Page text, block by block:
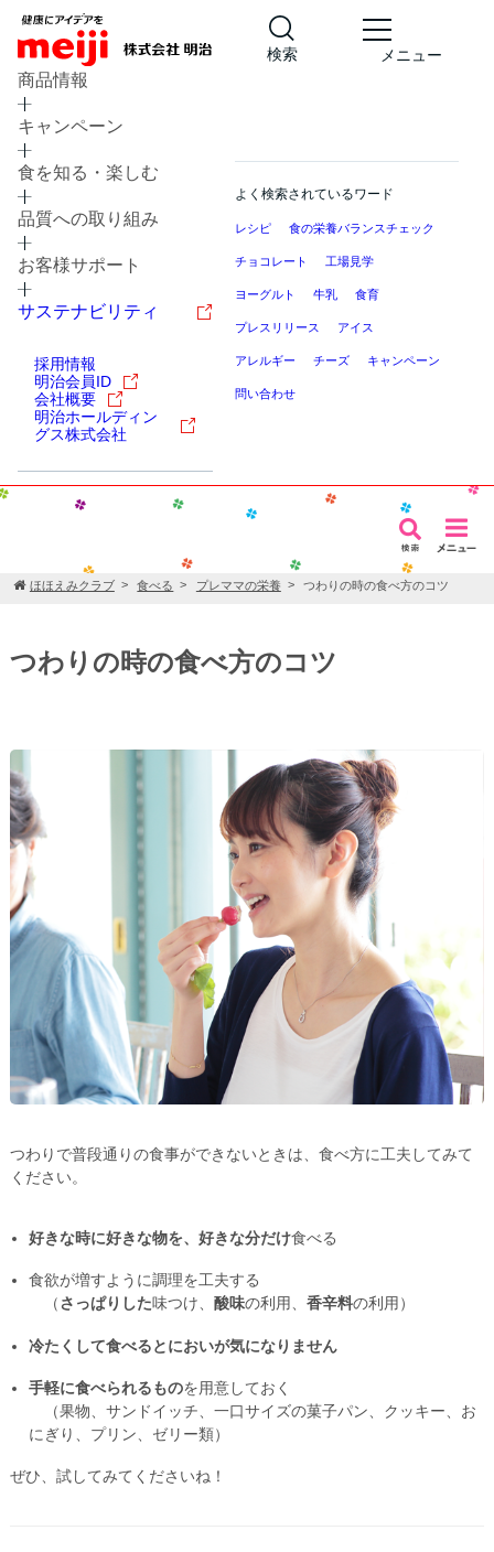
検索 メニュー
商品情報
キャンペーン
食を知る・楽しむ
品質への取り組み
お客様サポート
サステナビリティ
採用情報
明治会員ID
会社概要
明治ホールディン
グス株式会社
よく検索されているワード
レシピ 食の栄養バランスチェック
チョコレート 工場見学
ヨーグルト 牛乳 食育
プレスリリース アイス
アレルギー チーズ キャンペーン
問い合わせ
ほほえみクラブ 食べる プレママの栄養 つわりの時の食べ方のコツ
つわりの時の食べ方のコツ
つわりで普段通りの食事ができないときは、食べ方に工夫してみて
ください。
好きな時に好きな物を、好きな分だけ食べる
食欲が増すように調理を工夫する
（ さっぱりした味つけ、酸味の利用、香辛料の利用）
冷たくして食べるとにおいが気になりません
手軽に食べられるものを用意しておく
（果物、サンドイッチ、一口サイズの菓子パン、クッキー、お
にぎり、プリン、ゼリー類）
ぜひ、試してみてくださいね！